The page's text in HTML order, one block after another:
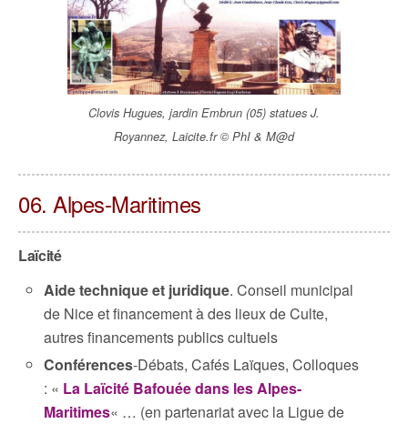
Clovis Hugues, jardin Embrun (05) statues J.
Royannez, Laicite.fr © PhI & M@d
06. Alpes-Maritimes
Laïcité
Aide technique et juridique. Conseil municipal
de Nice et financement à des lieux de Culte,
autres financements publics cultuels
Conférences-Débats, Cafés Laïques, Colloques
: « La Laïcité Bafouée dans les Alpes-
Maritimes« … (en partenariat avec la Ligue de